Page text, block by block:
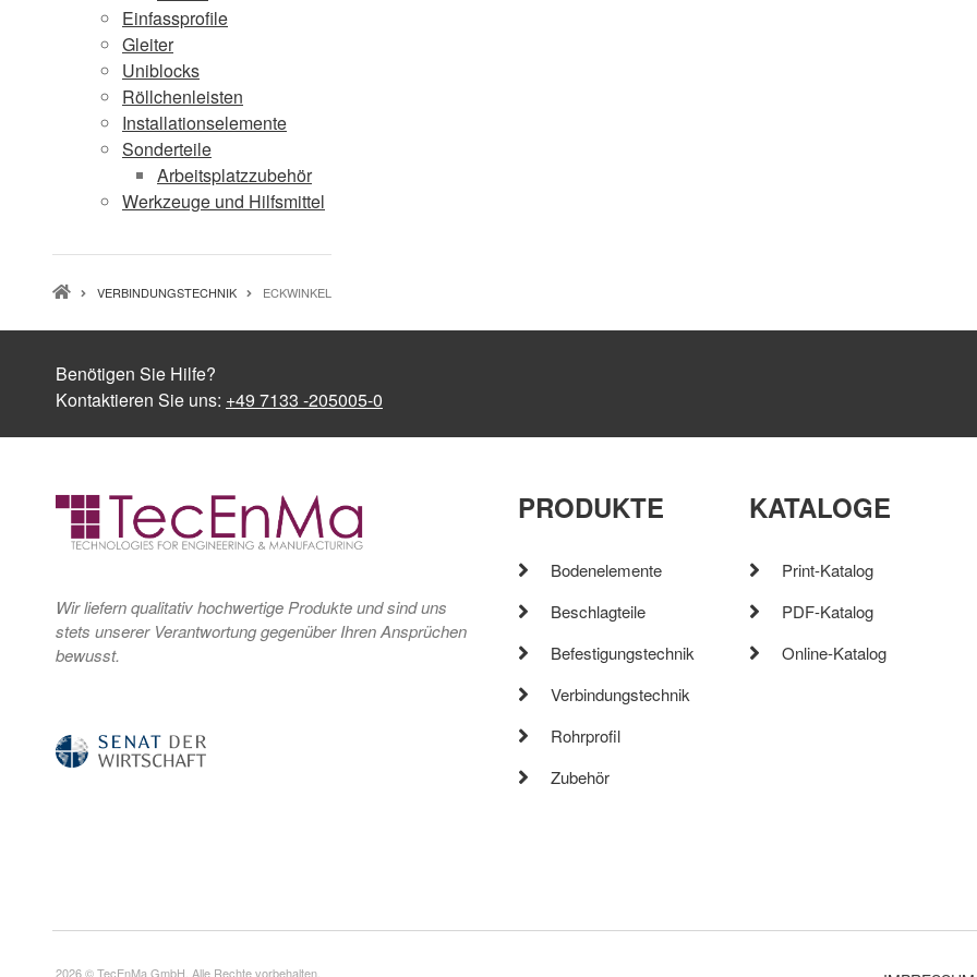
Einfassprofile
Gleiter
Uniblocks
Röllchenleisten
Installationselemente
Sonderteile
Arbeitsplatzzubehör
Werkzeuge und Hilfsmittel
PFADNAVIGATION
VERBINDUNGSTECHNIK ECKWINKEL
Benötigen Sie Hilfe?
Kontaktieren Sie uns: +49 7133 -205005-0
Wir liefern qualitativ hochwertige Produkte und sind uns
stets unserer Verantwortung gegenüber Ihren Ansprüchen
bewusst.
PRODUKTE
Bodenelemente
Beschlagteile
Befestigungstechnik
Verbindungstechnik
Rohrprofil
Zubehör
KATALOGE
Print-Katalog
PDF-Katalog
Online-Katalog
2026 © TecEnMa GmbH. Alle Rechte vorbehalten.